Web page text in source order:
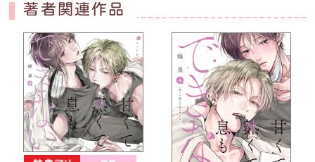
著者関連作品